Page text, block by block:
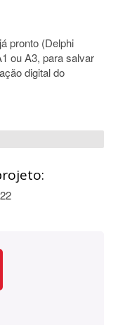
pronto (Delphi
ou A3, para salvar
digital do